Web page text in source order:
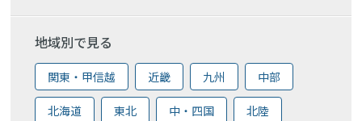
地域別で見る
関東・甲信越 近畿 九州 中部
北海道 東北 中・四国 北陸